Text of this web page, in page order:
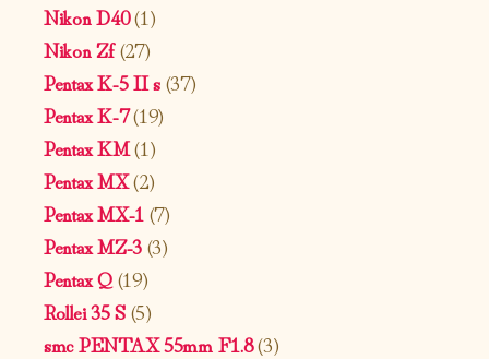
Nikon D40(1)
Nikon Zf(27)
Pentax K-5 II s(37)
Pentax K-7(19)
Pentax KM(1)
Pentax MX(2)
Pentax MX-1 (7)
Pentax MZ-3(3)
Pentax Q(19)
Rollei 35 S(5)
smc PENTAX 55mm F1.8(3)